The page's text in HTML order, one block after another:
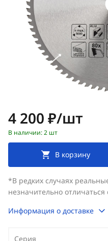
Цена:
4 200 ₽/шт
В наличии: 2 шт
В корзину
*В редких случаях
незначительно
Информация о доставке
Серия